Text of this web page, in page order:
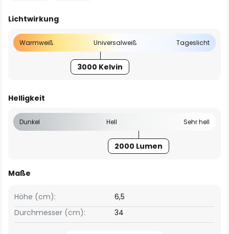
Lichtwirkung
Warmweiß Universalweiß Tageslicht
3000 Kelvin
Helligkeit
Dunkel Hell Sehr hell
2000 Lumen
Maße
Höhe (cm):
6,5
Durchmesser (cm):
34